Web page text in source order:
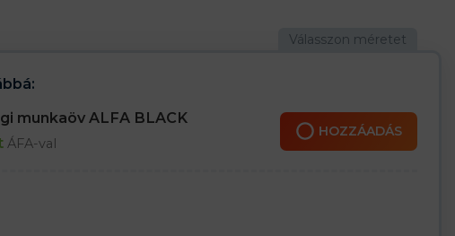
munkaöv ALFA BLACK
ÁFA-val
HOZZÁADÁS